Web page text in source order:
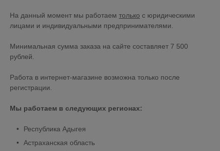
На данный момент мы работаем только с юридическими
лицами и индивидуальными предпринимателями.
Минимальная сумма заказа на сайте составляет 7 500
рублей.
Работа в интернет-магазине возможна только после
регистрации.
Мы работаем в следующих регионах:
Республика Адыгея
Астраханская область